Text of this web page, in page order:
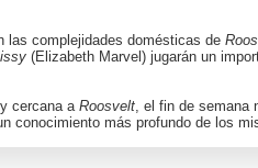
las complejidades domésticas de
(Elizabeth Marvel ) jugarán un
cercana a Roosvelt, el fin de semana
conocimiento más profundo de los